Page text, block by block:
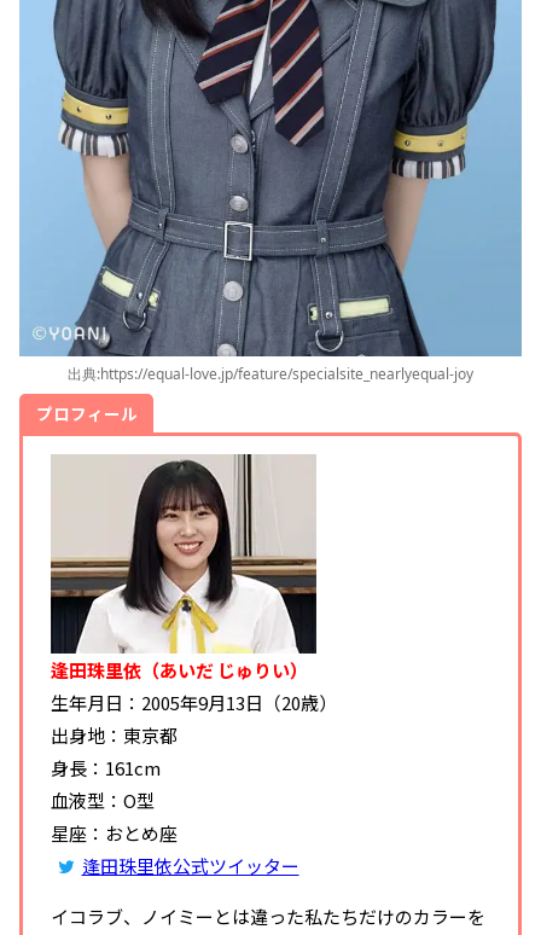
出典:https://equal-love.jp/feature/specialsite_nearlyequal-joy
プロフィール
逢田珠里依（あいだ じゅりい）
生年月日：2005年9月13日（20歳）
出身地：東京都
身長：161cm
血液型：O型
星座：おとめ座
逢田珠里依公式ツイッター
イコラブ、ノイミーとは違った私たちだけのカラーを